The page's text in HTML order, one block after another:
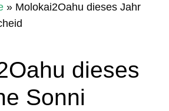
» Molokai2Oahu dieses Jahr
dieses
Sonni